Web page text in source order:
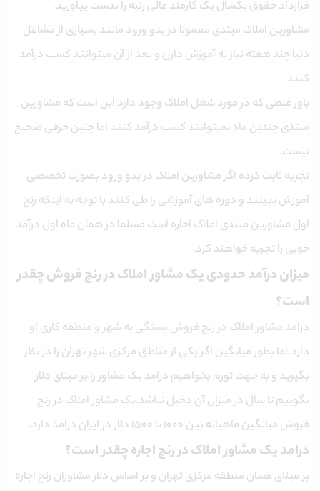
قرارداد حقوق یکسال یک کارمند عالی رتبه را بدست بیاورید.
مشاورین املاک مبتدی معمولا در بدو ورود مانند بسیاری از مشاغل
دنیا چند هفته نیاز به آموزش دارن و بعد از آن میتوانند کسب درآمد
کنند.
باور غلطی که در مورد شغل املاک وجود دارد این است که مشاورین
مبتدی چندین ماه نمیتوانند کسب درآمد کنند اما چنین حرفی صحیح
نیست.
تجربه ثابت کرده اگر مشاورین املاک در بدو ورود بصورت تخصصی
آموزش ببینند و دوره های آموزشی را طی کنند با توجه به اینکه رنج
اول مشاورین مبتدی املاک اجاره است مسلما در همان ماه اول درآمد
خوبی را تجربه خواهند کرد.
میزان درآمد حدودی یک مشاور املاک در رنج فروش چقدر
است؟
درامد مشاور املاک در رنج فروش بستگی به شهر و منطقه کاری او
دارد.اما بطور میانگین اگر یکی از مناطق مرکزی شهر تهران را در نظر
بگیرید و به جهت تورم بخواهیم درامد یک مشاور را بر مبنای دلار
بگوییم تا سال در میزان آن دخیل نباشد.یک مشاور املاک در رنج
فروش میانگین ماهیانه بین ۱۰۰۰ تا ۱۵۰۰ دلار در ایران درامد دارد.
درامد یک مشاور املاک در رنج اجاره چقدر است؟
بر مبنای همان منطقه مرکزی تهران و بر اساس دلار مشاوران رنج اجاره